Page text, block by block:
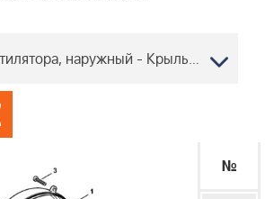
6 | Корпус вентилятора, наружный - Крыльчатка вентилятора | BG 50 | Воздуходувка STIHL | Запчасти по России и СПБ | Сервисное обслуживание
№